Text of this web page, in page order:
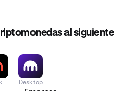
al siguiente
Desktop